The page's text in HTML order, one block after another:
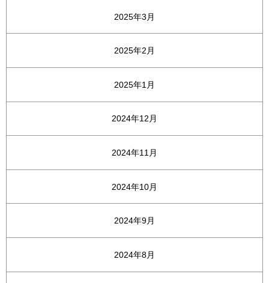
2025年3月
2025年2月
2025年1月
2024年12月
2024年11月
2024年10月
2024年9月
2024年8月